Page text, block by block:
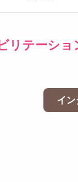
リテーシ
イン